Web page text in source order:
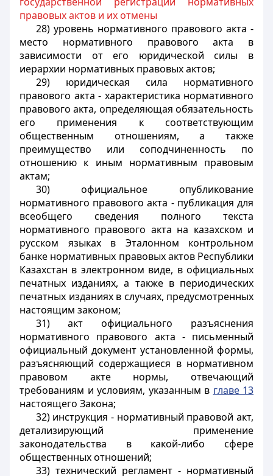
правовых актов и их отмены
28) уровень нормативного правового акта -
место нормативного правового акта в
зависимости от его юридической силы в
иерархии нормативных правовых актов;
29) юридическая сила нормативного
правового акта - характеристика нормативного
правового акта, определяющая обязательность
его применения к соответствующим
общественным отношениям, а также
преимущество или соподчиненность по
отношению к иным нормативным правовым
актам;
30) официальное опубликование
нормативного правового акта - публикация для
всеобщего сведения полного текста
нормативного правового акта на казахском и
русском языках в Эталонном контрольном
банке нормативных правовых актов Республики
Казахстан в электронном виде, в официальных
печатных изданиях, а также в периодических
печатных изданиях в случаях, предусмотренных
настоящим законом;
31) акт официального разъяснения
нормативного правового акта - письменный
официальный документ установленной формы,
разъясняющий содержащиеся в нормативном
правовом акте нормы, отвечающий
требованиям и условиям, указанным в главе 13
настоящего Закона;
32) инструкция - нормативный правовой акт,
детализирующий применение
законодательства в какой-либо сфере
общественных отношений;
33) технический регламент - нормативный